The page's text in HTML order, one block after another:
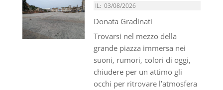
IL: 03/08/2026
Donata Gradinati
Trovarsi nel mezzo della
grande piazza immersa nei
suoni, rumori, colori di oggi,
chiudere per un attimo gli
occhi per ritrovare l’atmosfera